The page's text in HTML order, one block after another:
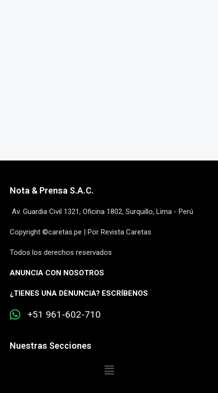
Nota & Prensa S.A.C.
Av. Guardia Civil 1321, Oficina 1802, Surquillo, Lima - Perú
Copyright ©caretas.pe | Por Revista Caretas
Todos los derechos reservados
ANUNCIA CON NOSOTROS
¿TIENES UNA DENUNCIA? ESCRÍBENOS
+51 961-602-710
Nuestras Secciones